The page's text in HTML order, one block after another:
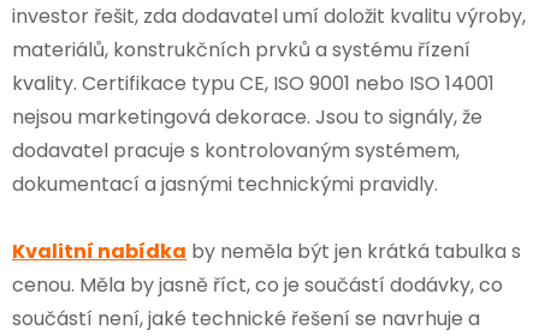
investor řešit, zda dodavatel umí doložit kvalitu výroby,
materiálů, konstrukčních prvků a systému řízení
kvality. Certifikace typu CE, ISO 9001 nebo ISO 14001
nejsou marketingová dekorace. Jsou to signály, že
dodavatel pracuje s kontrolovaným systémem,
dokumentací a jasnými technickými pravidly.
Kvalitní nabídka by neměla být jen krátká tabulka s
cenou. Měla by jasně říct, co je součástí dodávky, co
součástí není, jaké technické řešení se navrhuje a